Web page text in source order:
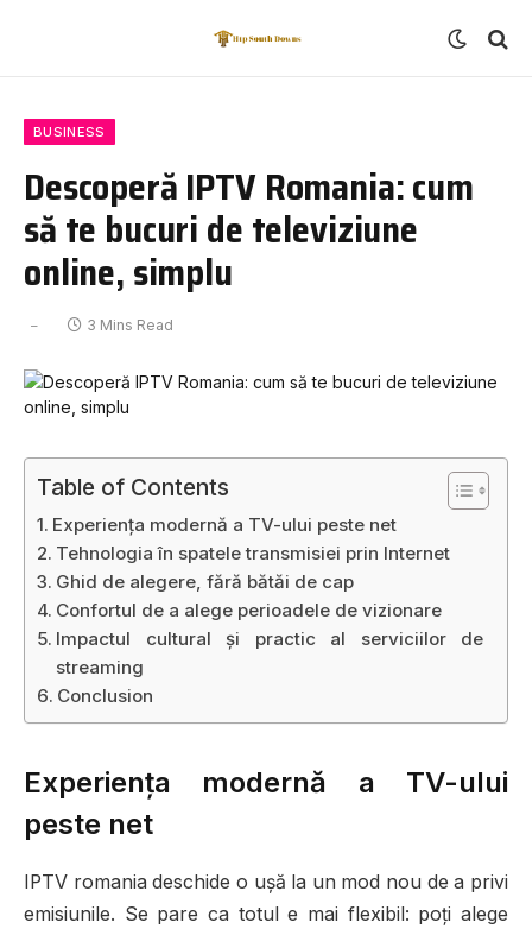
BUSINESS
Descoperă IPTV Romania: cum
să te bucuri de televiziune
online, simplu
3 Mins Read
Table of Contents
Experiența modernă a TV-ului peste net
Tehnologia în spatele transmisiei prin Internet
Ghid de alegere, fără bătăi de cap
Confortul de a alege perioadele de vizionare
Impactul cultural și practic al serviciilor de
streaming
Conclusion
Experiența modernă a TV-ului
peste net
IPTV romania deschide o ușă la un mod nou de a privi
emisiunile. Se pare ca totul e mai flexibil: poți alege